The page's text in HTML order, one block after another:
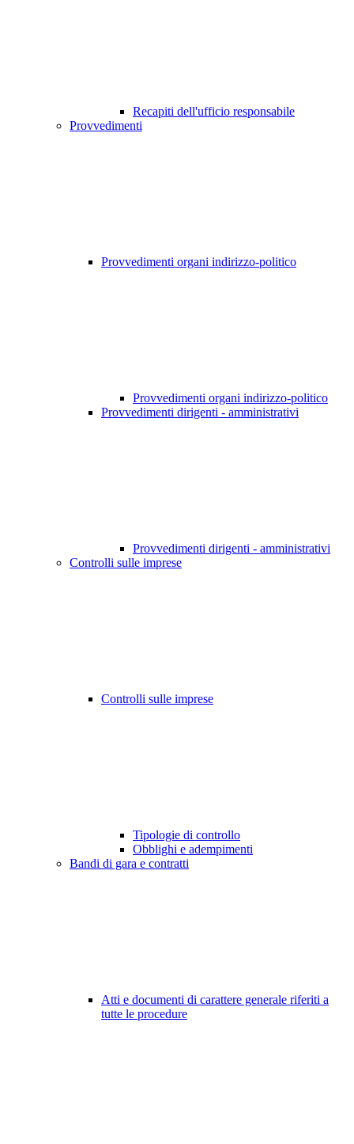
Recapiti dell'ufficio responsabile
Provvedimenti
Provvedimenti organi indirizzo-politico
Provvedimenti organi indirizzo-politico
Provvedimenti dirigenti - amministrativi
Provvedimenti dirigenti - amministrativi
Controlli sulle imprese
Controlli sulle imprese
Tipologie di controllo
Obblighi e adempimenti
Bandi di gara e contratti
Atti e documenti di carattere generale riferiti a
tutte le procedure